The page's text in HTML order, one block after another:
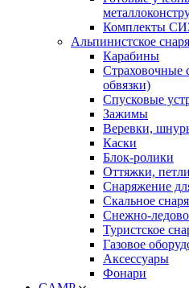
Комплекты
Альпинистское
Карабины
Страховочные
обвязки)
Спусковые
Зажимы
Веревки,
Каски
Блок-ролики
Оттяжки,
Снаряжение
Скальное
Снежно-
Туристское
Газовое
Аксессуары
Фонари